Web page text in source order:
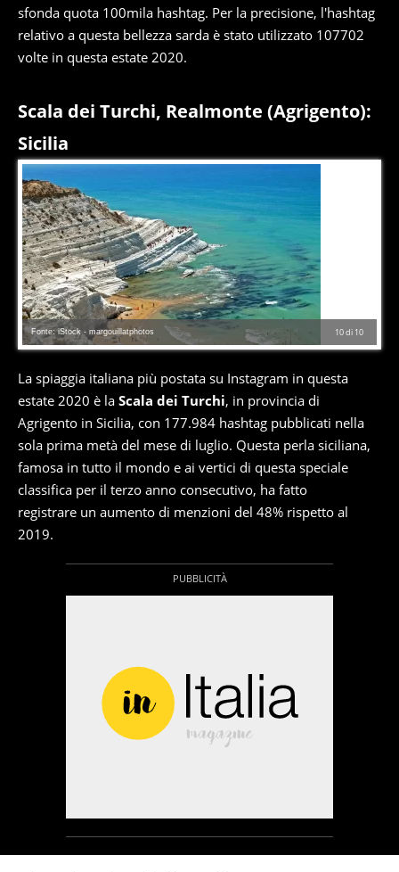
sfonda quota 100mila hashtag. Per la precisione, l'hashtag
relativo a questa bellezza sarda è stato utilizzato 107702
volte in questa estate 2020.
Scala dei Turchi, Realmonte (Agrigento):
Sicilia
10di 10
Fonte: iStock - margouillatphotos
La spiaggia italiana più postata su Instagram in questa
estate 2020 è la Scala dei Turchi, in provincia di
Agrigento in Sicilia, con 177.984 hashtag pubblicati nella
sola prima metà del mese di luglio. Questa perla siciliana,
famosa in tutto il mondo e ai vertici di questa speciale
classifica per il terzo anno consecutivo, ha fatto
registrare un aumento di menzioni del 48% rispetto al
2019.